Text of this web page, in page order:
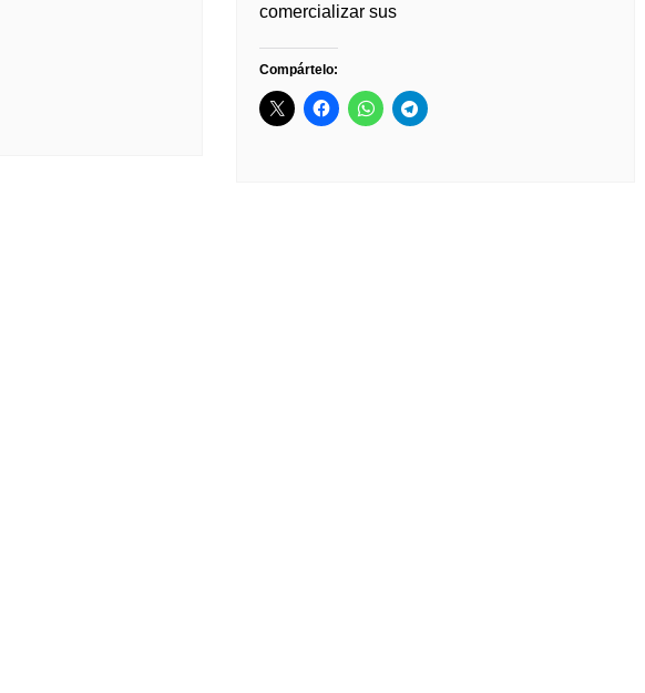
comercializar sus
Compártelo: